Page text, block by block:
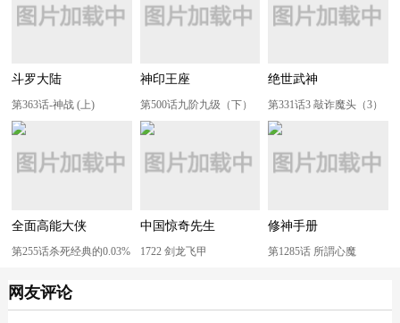
斗罗大陆
第363话-神战 (上)
神印王座
第500话九阶九级（下）
绝世武神
第331话3 敲诈魔头（3）
全面高能大侠
第255话杀死经典的0.03%
中国惊奇先生
1722 剑龙飞甲
修神手册
第1285话 所謂心魔
网友评论